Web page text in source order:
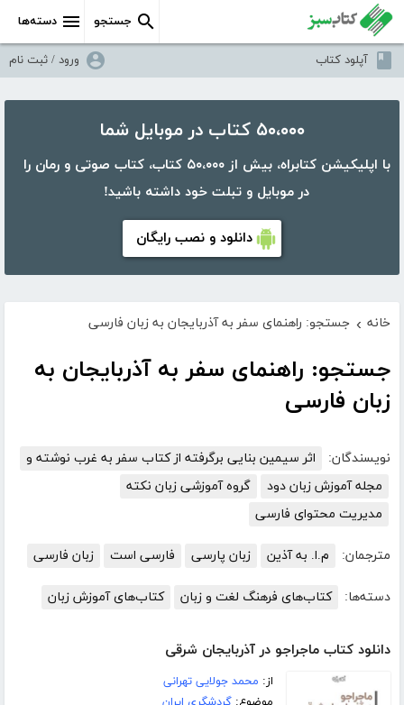
دسته‌ها جستجو
آپلود کتاب ورود / ثبت نام
۵۰،۰۰۰ کتاب در موبایل شما
با اپلیکیشن کتابراه، بیش از ۵۰،۰۰۰ کتاب، کتاب صوتی و رمان را
در موبایل و تبلت خود داشته باشید!
دانلود و نصب رایگان
خانه › جستجو: راهنمای سفر به آذربایجان به زبان فارسی
جستجو: راهنمای سفر به آذربایجان به
زبان فارسی
نویسندگان:
اثر سیمین بنایی برگرفته از کتاب سفر به غرب نوشته و
مجله آموزش زبان دود
گروه آموزشی زبان نکته
مدیریت محتوای فارسی
مترجمان: م.ا. به آذین زبان پارسی فارسی است زبان فارسی
دسته‌ها: کتاب‌های فرهنگ لغت و زبان کتاب‌های آموزش زبان
دانلود کتاب ماجراجو در آذربایجان شرقی
از: محمد جولایی تهرانی